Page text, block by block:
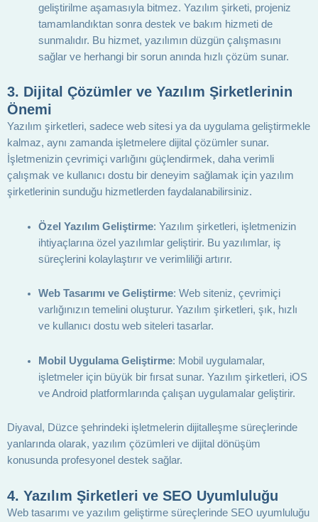
geliştirilme aşamasıyla bitmez. Yazılım şirketi, projeniz
tamamlandıktan sonra destek ve bakım hizmeti de
sunmalıdır. Bu hizmet, yazılımın düzgün çalışmasını
sağlar ve herhangi bir sorun anında hızlı çözüm sunar.
3. Dijital Çözümler ve Yazılım Şirketlerinin
Önemi
Yazılım şirketleri, sadece web sitesi ya da uygulama geliştirmekle
kalmaz, aynı zamanda işletmelere dijital çözümler sunar.
İşletmenizin çevrimiçi varlığını güçlendirmek, daha verimli
çalışmak ve kullanıcı dostu bir deneyim sağlamak için yazılım
şirketlerinin sunduğu hizmetlerden faydalanabilirsiniz.
Özel Yazılım Geliştirme: Yazılım şirketleri, işletmenizin
ihtiyaçlarına özel yazılımlar geliştirir. Bu yazılımlar, iş
süreçlerini kolaylaştırır ve verimliliği artırır.
Web Tasarımı ve Geliştirme: Web siteniz, çevrimiçi
varlığınızın temelini oluşturur. Yazılım şirketleri, şık, hızlı
ve kullanıcı dostu web siteleri tasarlar.
Mobil Uygulama Geliştirme: Mobil uygulamalar,
işletmeler için büyük bir fırsat sunar. Yazılım şirketleri, iOS
ve Android platformlarında çalışan uygulamalar geliştirir.
Diyaval, Düzce şehrindeki işletmelerin dijitalleşme süreçlerinde
yanlarında olarak, yazılım çözümleri ve dijital dönüşüm
konusunda profesyonel destek sağlar.
4. Yazılım Şirketleri ve SEO Uyumluluğu
Web tasarımı ve yazılım geliştirme süreçlerinde SEO uyumluluğu